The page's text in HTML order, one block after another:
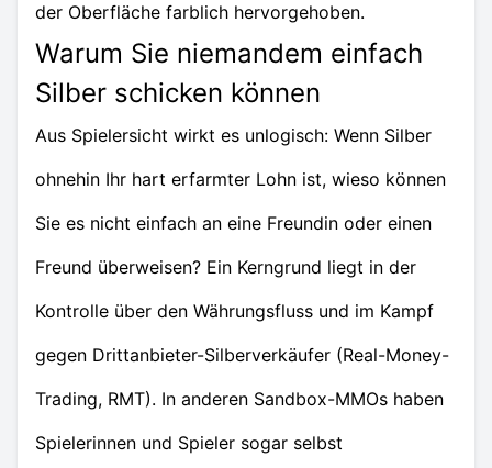
der Oberfläche farblich hervorgehoben.
Warum Sie niemandem einfach
Silber schicken können
Aus Spielersicht wirkt es unlogisch: Wenn Silber
ohnehin Ihr hart erfarmter Lohn ist, wieso können
Sie es nicht einfach an eine Freundin oder einen
Freund überweisen? Ein Kerngrund liegt in der
Kontrolle über den Währungsfluss und im Kampf
gegen Drittanbieter-Silberverkäufer (Real-Money-
Trading, RMT). In anderen Sandbox-MMOs haben
Spielerinnen und Spieler sogar selbst